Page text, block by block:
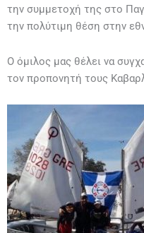
την συμμετοχή της στο
την πολύτιμη θέση στην
Ο όμιλος μας θέλει να
τον προπονητή τους